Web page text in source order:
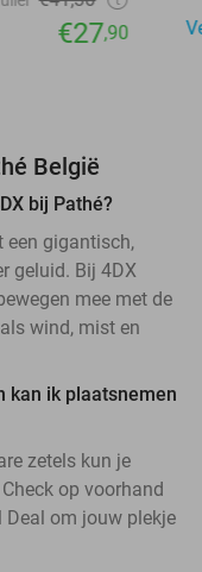
€27,90
België
bij Pathé?
een gigantisch,
geluid. Bij 4DX
mee met de
wind, mist en
kan ik plaatsnemen
zetels kun je
op voorhand
Deal om jouw plekje